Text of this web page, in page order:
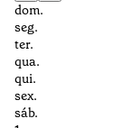
dom.
seg.
ter.
qua.
qui.
sex.
sáb.